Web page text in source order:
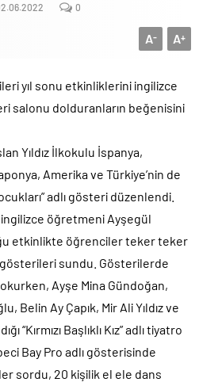
0
A+
A-
yıl sonu etkinliklerini ingilizce
salonu dolduranların beğenisini
Yıldız İlkokulu İspanya,
Amerika ve Türkiye’nin de
adlı gösteri düzenlendi.
ingilizce öğretmeni Ayşegül
etkinlikte öğrenciler teker teker
gösterileri sundu. Gösterilerde
Ayşe Mina Gündoğan,
Belin Ay Çapık, Mir Ali Yıldız ve
“Kırmızı Başlıklı Kız” adlı tiyatro
Bay Pro adlı gösterisinde
sordu, 20 kişilik el ele dans